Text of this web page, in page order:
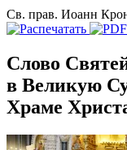
Св. прав. Иоанн
Слово
в Великую
Храме